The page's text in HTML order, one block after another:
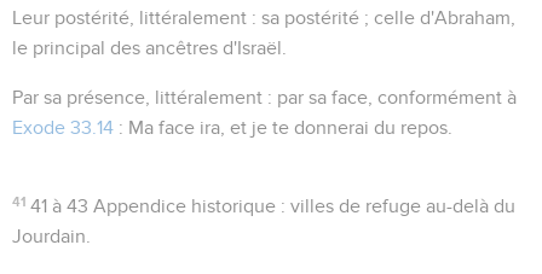
Leur postérité , littéralement : sa postérité ; celle d'Abraham,
le principal des ancêtres d'Israël.
Par sa présence , littéralement : par sa face , conformément à
Exode 33.14 : Ma face ira, et je te donnerai du repos
41 41 à 43 Appendice historique : villes de refuge au-delà du
Jourdain.